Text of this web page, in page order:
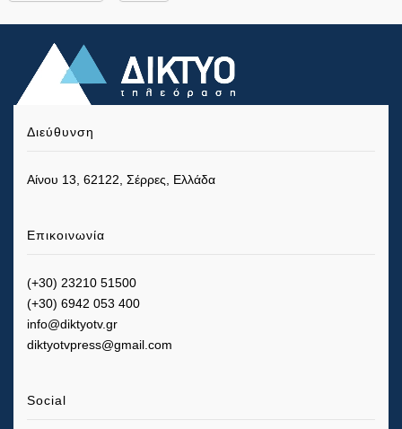
Διεύθυνση
Αίνου 13, 62122, Σέρρες, Ελλάδα
Επικοινωνία
(+30) 23210 51500
(+30) 6942 053 400
info@diktyotv.gr
diktyotvpress@gmail.com
Social